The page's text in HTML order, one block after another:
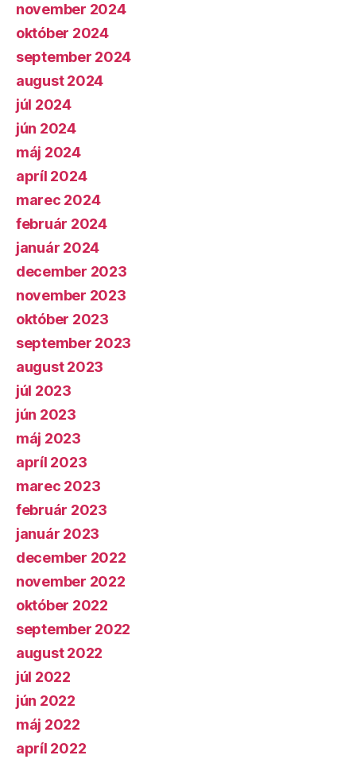
november 2024
október 2024
september 2024
august 2024
júl 2024
jún 2024
máj 2024
apríl 2024
marec 2024
február 2024
január 2024
december 2023
november 2023
október 2023
september 2023
august 2023
júl 2023
jún 2023
máj 2023
apríl 2023
marec 2023
február 2023
január 2023
december 2022
november 2022
október 2022
september 2022
august 2022
júl 2022
jún 2022
máj 2022
apríl 2022